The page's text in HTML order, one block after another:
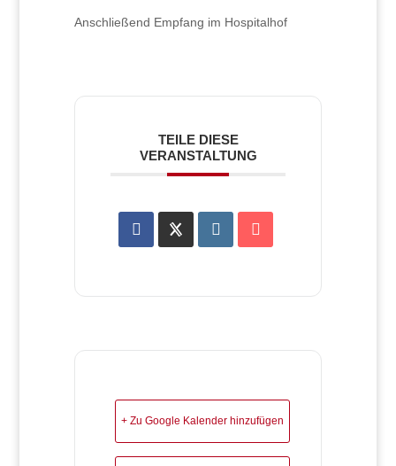
Anschließend Empfang im Hospitalhof
TEILE DIESE
VERANSTALTUNG
+ Zu Google Kalender hinzufügen